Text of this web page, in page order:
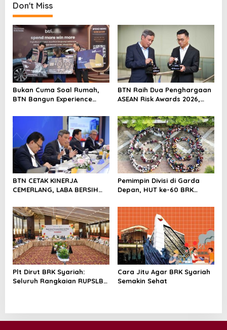
a
v
i
g
a
t
i
o
n
Don't Miss
Bukan Cuma Soal Rumah,
BTN Bangun Experience
BTN Raih Dua Penghargaan
ASEAN Risk Awards 2026,
Manajemen Risiko
Berstandar Internasional
Perkuat Pertumbuhan
Berkelanjutan
BTN CETAK KINERJA
CEMERLANG, LABA BERSIH
40,8% DAN NPL TURUN JADI
2,99%
Pemimpin Divisi di Garda
Depan, HUT ke-60 BRK
Khidmat, Penuh Haru dan
Kebanggaan
Plt Dirut BRK Syariah:
Seluruh Rangkaian RUPSLB
Cara Jitu Agar BRK Syariah
Semakin Sehat